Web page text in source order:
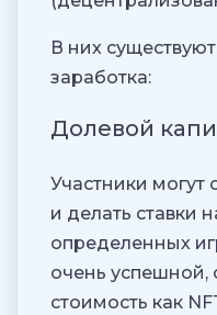
В них
заработка:
Долевой
Участники могут
и делать ставки
определенных
очень успешной,
стоимость как